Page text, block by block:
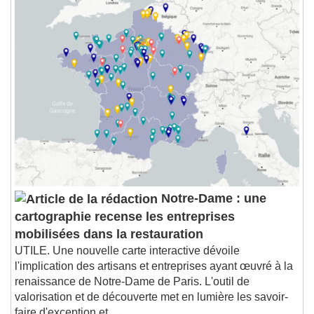
1x
Playback Rate
Chapters
Chapters
Descriptions
descriptions off, selected
Subtitles
subtitles settings
, opens subtitles
settings dialog
subtitles off, selected
Audio Track
Picture-in-Picture
Fullscreen
This is a modal window.
Beginning of dialog window. Escape will cancel
and close the window.
Text
Notre-Dame : une
cartographie recense les entreprises
mobilisées dans la restauration
UTILE. Une nouvelle carte interactive dévoile
l'implication des artisans et entreprises ayant œuvré à la
renaissance de Notre-Dame de Paris. L'outil de
valorisation et de découverte met en lumière les savoir-